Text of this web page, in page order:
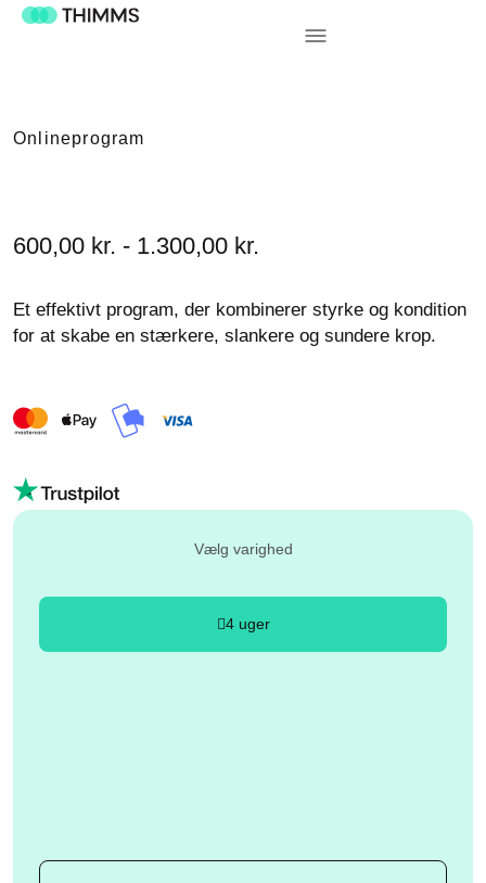
Onlineprogram
600,00 kr. - 1.300,00 kr.
Et effektivt program, der kombinerer styrke og kondition
for at skabe en stærkere, slankere og sundere krop.
Vælg varighed
4 uger